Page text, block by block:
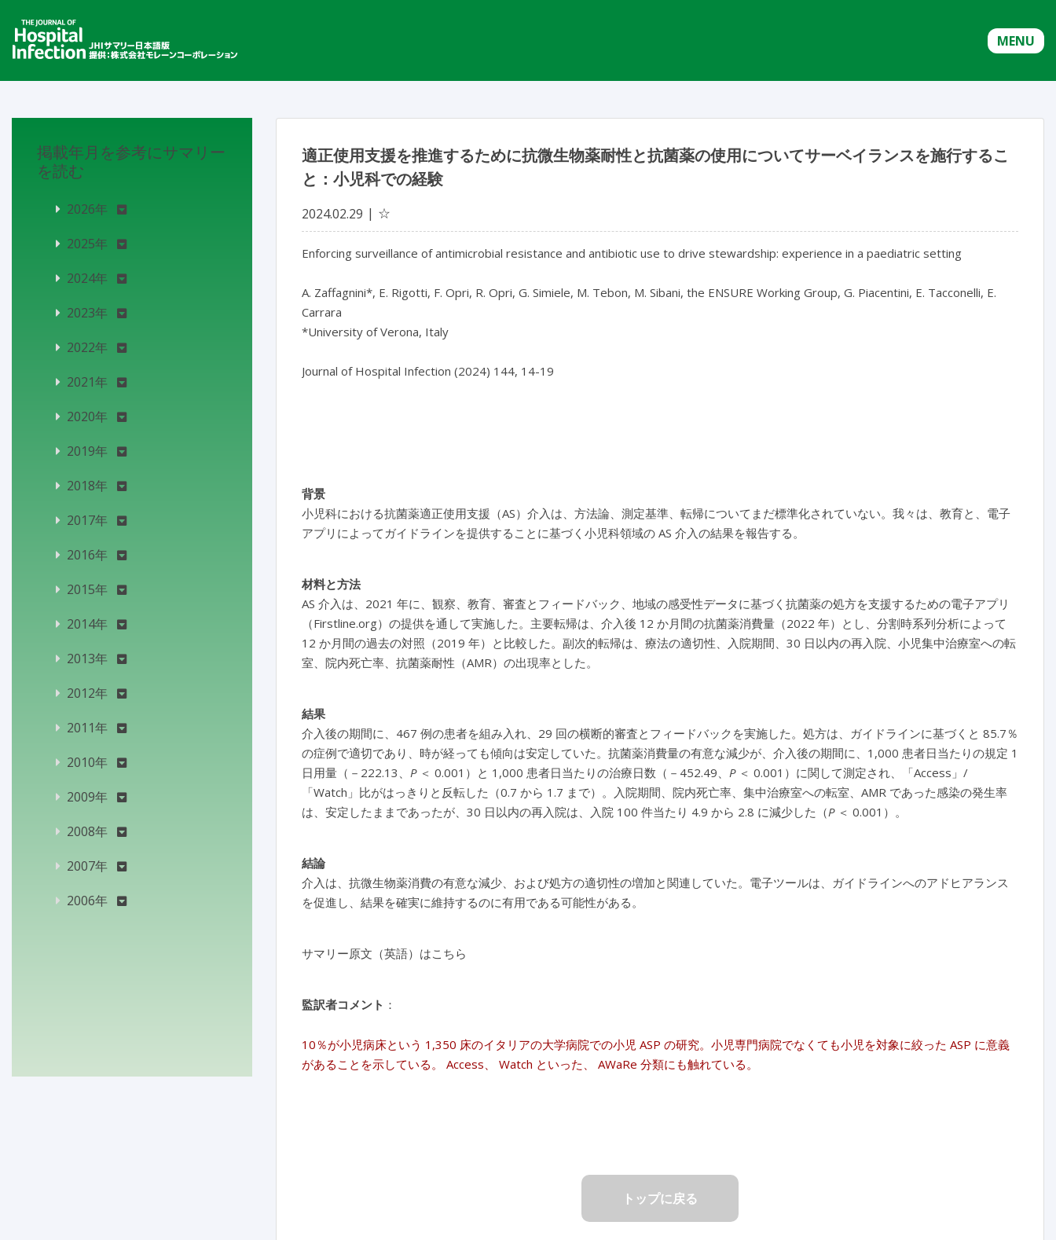
MENU
適正使用支援を推進するために抗微生物薬耐性と抗菌薬の使用についてサーベイランスを施行するこ
と：小児科での経験
2024.02.29 ☆
Enforcing surveillance of antimicrobial resistance and antibiotic use to drive stewardship: experience in a paediatric setting
A. Zaffagnini*, E. Rigotti, F. Opri, R. Opri, G. Simiele, M. Tebon, M. Sibani, the ENSURE Working Group, G. Piacentini, E. Tacconelli, E.
Carrara
*University of Verona, Italy
Journal of Hospital Infection (2024) 144, 14-19
背景
小児科における抗菌薬適正使用支援（AS）介入は、方法論、測定基準、転帰についてまだ標準化されていない。我々は、教育と、電子
アプリによってガイドラインを提供することに基づく小児科領域の AS 介入の結果を報告する。
材料と方法
AS 介入は、2021 年に、観察、教育、審査とフィードバック、地域の感受性データに基づく抗菌薬の処方を支援するための電子アプリ
（Firstline.org）の提供を通して実施した。主要転帰は、介入後 12 か月間の抗菌薬消費量（2022 年）とし、分割時系列分析によって
12 か月間の過去の対照（2019 年）と比較した。副次的転帰は、療法の適切性、入院期間、30 日以内の再入院、小児集中治療室への転
室、院内死亡率、抗菌薬耐性（AMR）の出現率とした。
結果
介入後の期間に、467 例の患者を組み入れ、29 回の横断的審査とフィードバックを実施した。処方は、ガイドラインに基づくと 85.7％
の症例で適切であり、時が経っても傾向は安定していた。抗菌薬消費量の有意な減少が、介入後の期間に、1,000 患者日当たりの規定 1
日用量（－222.13、 P ＜ 0.001）と 1,000 患者日当たりの治療日数（－452.49、 P ＜ 0.001）に関して測定され、「Access」/
「Watch」比がはっきりと反転した（0.7 から 1.7 まで）。入院期間、院内死亡率、集中治療室への転室、AMR であった感染の発生率
は、安定したままであったが、30 日以内の再入院は、入院 100 件当たり 4.9 から 2.8 に減少した（P ＜ 0.001）。
結論
介入は、抗微生物薬消費の有意な減少、および処方の適切性の増加と関連していた。電子ツールは、ガイドラインへのアドヒアランス
を促進し、結果を確実に維持するのに有用である可能性がある。
サマリー原文（英語）はこちら
監訳者コメント ：
10％が小児病床という 1,350 床のイタリアの大学病院での小児 ASP の研究。小児専門病院でなくても小児を対象に絞った ASP に意義
があることを示している。 Access、 Watch といった、 AWaRe 分類にも触れている。
トップに戻る
掲載年月を参考にサマリー
を読む
2026年
2025年
2024年
2023年
2022年
2021年
2020年
2019年
2018年
2017年
2016年
2015年
2014年
2013年
2012年
2011年
2010年
2009年
2008年
2007年
2006年